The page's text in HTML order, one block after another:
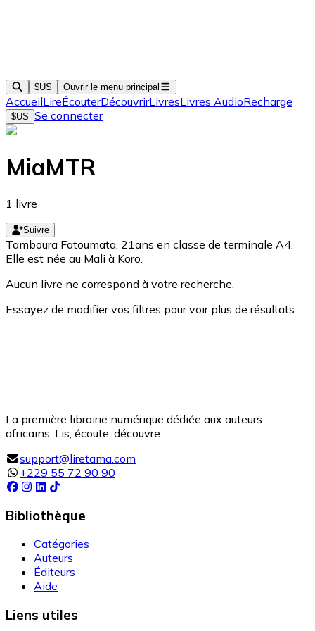
$US Ouvrir le menu principal
AccueilLireÉcouterDécouvrirLivresLivres AudioRecharge
$US Se connecter
MiaMTR
1 livre
Suivre
Tamboura Fatoumata, 21ans en classe de terminale A4.
Elle est née au Mali à Koro.
Aucun livre ne correspond à votre recherche.
Essayez de modifier vos filtres pour voir plus de résultats.
La première librairie numérique dédiée aux auteurs
africains. Lis, écoute, découvre.
support@liretama.com
+229 55 72 90 90
Bibliothèque
Catégories
Auteurs
Éditeurs
Aide
Liens utiles